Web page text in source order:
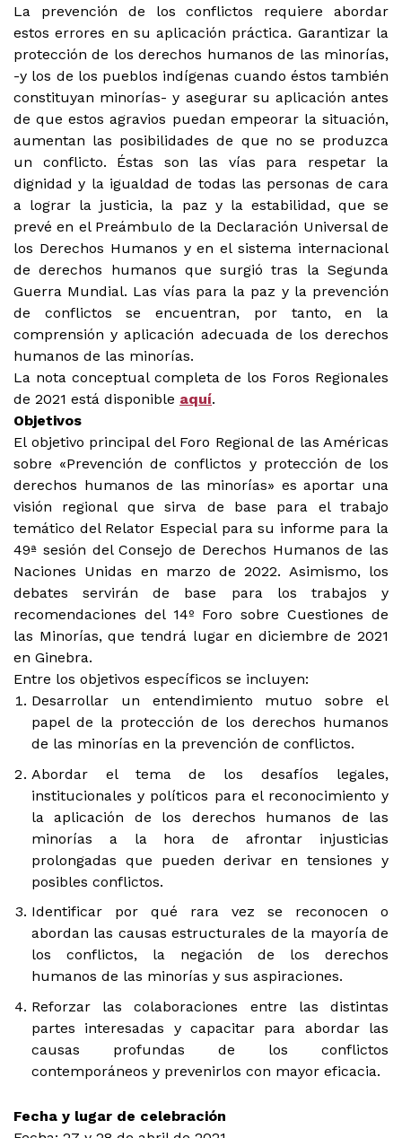
La prevención de los conflictos requiere abordar
estos errores en su aplicación práctica. Garantizar la
protección de los derechos humanos de las minorías,
-y los de los pueblos indígenas cuando éstos también
constituyan minorías- y asegurar su aplicación antes
de que estos agravios puedan empeorar la situación,
aumentan las posibilidades de que no se produzca
un conflicto. Éstas son las vías para respetar la
dignidad y la igualdad de todas las personas de cara
a lograr la justicia, la paz y la estabilidad, que se
prevé en el Preámbulo de la Declaración Universal de
los Derechos Humanos y en el sistema internacional
de derechos humanos que surgió tras la Segunda
Guerra Mundial. Las vías para la paz y la prevención
de conflictos se encuentran, por tanto, en la
comprensión y aplicación adecuada de los derechos
humanos de las minorías.
La nota conceptual completa de los Foros Regionales
de 2021 está disponible aquí.
Objetivos
El objetivo principal del Foro Regional de las Américas
sobre «Prevención de conflictos y protección de los
derechos humanos de las minorías» es aportar una
visión regional que sirva de base para el trabajo
temático del Relator Especial para su informe para la
49ª sesión del Consejo de Derechos Humanos de las
Naciones Unidas en marzo de 2022. Asimismo, los
debates servirán de base para los trabajos y
recomendaciones del 14º Foro sobre Cuestiones de
las Minorías, que tendrá lugar en diciembre de 2021
en Ginebra.
Entre los objetivos específicos se incluyen:
Desarrollar un entendimiento mutuo sobre el
papel de la protección de los derechos humanos
de las minorías en la prevención de conflictos.
Abordar el tema de los desafíos legales,
institucionales y políticos para el reconocimiento y
la aplicación de los derechos humanos de las
minorías a la hora de afrontar injusticias
prolongadas que pueden derivar en tensiones y
posibles conflictos.
Identificar por qué rara vez se reconocen o
abordan las causas estructurales de la mayoría de
los conflictos, la negación de los derechos
humanos de las minorías y sus aspiraciones.
Reforzar las colaboraciones entre las distintas
partes interesadas y capacitar para abordar las
causas profundas de los conflictos
contemporáneos y prevenirlos con mayor eficacia.
Fecha y lugar de celebración